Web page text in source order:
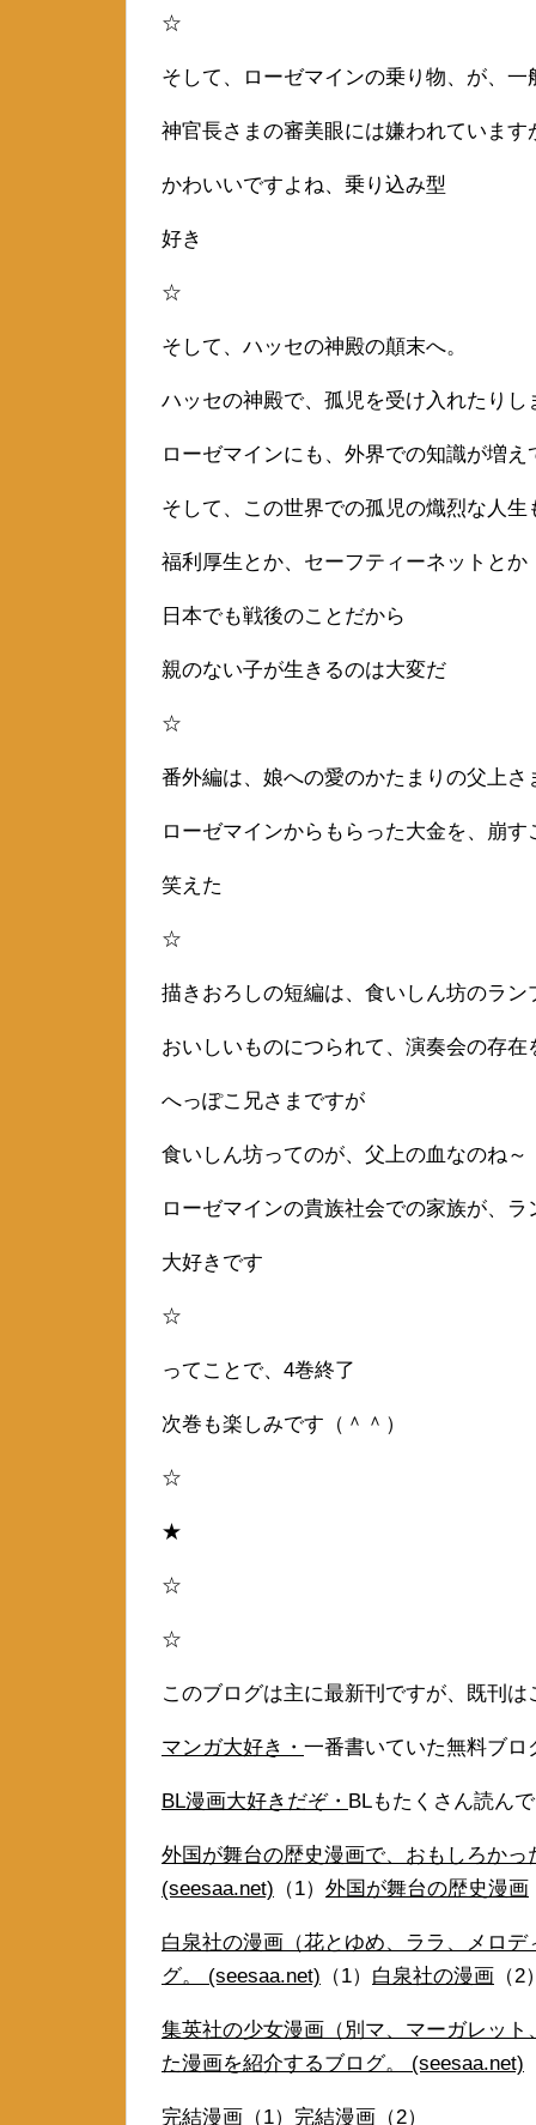
☆
そして、ローゼマインの乗り物、が、
神官長さまの審美眼には嫌われています
かわいいですよね、乗り込み型
好き
☆
そして、ハッセの神殿の顛末へ。
ハッセの神殿で、孤児を受け入れたりし
ローゼマインにも、外界での知識が増え
そして、この世界での孤児の熾烈な人生
福利厚生とか、セーフティーネットとか
日本でも戦後のことだから
親のない子が生きるのは大変だ
☆
番外編は、娘への愛のかたまりの父上さ
ローゼマインからもらった大金を、崩
笑えた
☆
描きおろしの短編は、食いしん坊のラン
おいしいものにつられて、演奏会の存
へっぽこ兄さまですが
食いしん坊ってのが、父上の血なのね～
ローゼマインの貴族社会での家族が、
大好きです
☆
ってことで、4巻終了
次巻も楽しみです（＾＾）
☆
★
☆
☆
このブログは主に最新刊ですが、既刊は
マンガ大好き・ 一番書いていた無料ブロ
BL漫画大好きだぞ・ BLもたくさん読ん
外国が舞台の歴史漫画で、おもしろか
(seesaa.net) （1） 外国が舞台の歴史漫画
白泉社の漫画（花とゆめ、ララ、メロ
グ。 (seesaa.net) （1） 白泉社の漫画 （2
集英社の少女漫画（別マ、マーガレッ
た漫画を紹介するブログ。 (seesaa.net)
完結漫画 （1） 完結漫画 （2）